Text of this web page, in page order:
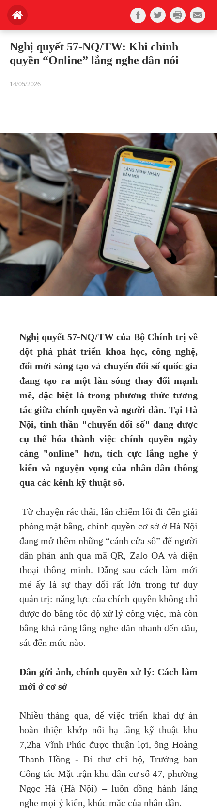
Nghị quyết 57-NQ/TW: Khi chính
quyền “Online” lắng nghe dân nói
14/05/2026
Nghị quyết 57-NQ/TW của Bộ Chính trị về
đột phá phát triển khoa học, công nghệ,
đổi mới sáng tạo và chuyển đổi số quốc gia
đang tạo ra một làn sóng thay đổi mạnh
mẽ, đặc biệt là trong phương thức tương
tác giữa chính quyền và người dân. Tại Hà
Nội, tinh thần "chuyển đổi số" đang được
cụ thể hóa thành việc chính quyền ngày
càng "online" hơn, tích cực lắng nghe ý
kiến và nguyện vọng của nhân dân thông
qua các kênh kỹ thuật số.
Từ chuyện rác thải, lấn chiếm lối đi đến giải
phóng mặt bằng, chính quyền cơ sở ở Hà Nội
đang mở thêm những “cánh cửa số” để người
dân phản ánh qua mã QR, Zalo OA và điện
thoại thông minh. Đằng sau cách làm mới
mẻ ấy là sự thay đổi rất lớn trong tư duy
quản trị: năng lực của chính quyền không chỉ
được đo bằng tốc độ xử lý công việc, mà còn
bằng khả năng lắng nghe dân nhanh đến đâu,
sát đến mức nào.
Dân gửi ảnh, chính quyền xử lý: Cách làm
mới ở cơ sở
Nhiều tháng qua, để việc triển khai dự án
hoàn thiện khớp nối hạ tầng kỹ thuật khu
7,2ha Vĩnh Phúc được thuận lợi, ông Hoàng
Thanh Hồng - Bí thư chi bộ, Trưởng ban
Công tác Mặt trận khu dân cư số 47, phường
Ngọc Hà (Hà Nội) – luôn đồng hành lắng
nghe mọi ý kiến, khúc mắc của nhân dân.